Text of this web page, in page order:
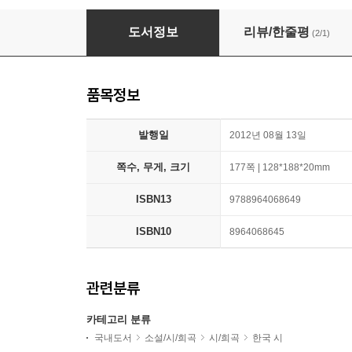
유치환 시선
도서정보 리뷰/한줄평 (2/1)
품목정보
발행일 2012년 08월 13일
쪽수, 무게, 크기 177쪽 | 128*188*20mm
ISBN13 9788964068649
ISBN10 8964068645
관련분류
카테고리 분류
국내도서 소설/시/희곡 시/희곡 한국 시